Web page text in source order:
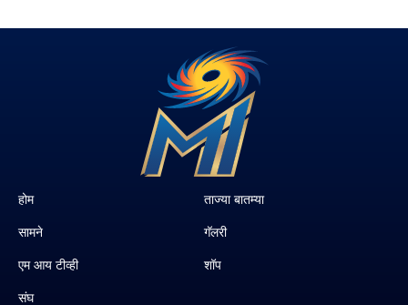
होम
सामने
एम आय टीव्ही
संघ
ताज्या बातम्या
गॅलरी
शॉप